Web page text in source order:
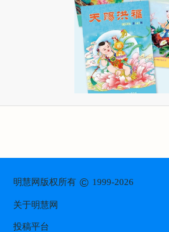
明慧网版权所有© 1999-2026
关于明慧网
投稿平台